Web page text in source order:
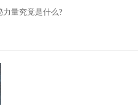
力量究竟是什么?